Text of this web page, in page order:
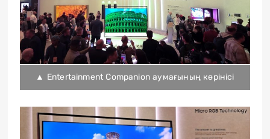
▲ Entertainment Companion аумағының көрінісі